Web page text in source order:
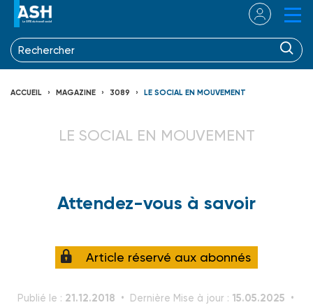
ACCUEIL MAGAZINE 3089 LE SOCIAL EN MOUVEMENT
LE SOCIAL EN MOUVEMENT
Attendez-vous à savoir
Article réservé aux abonnés
Publié le : 21.12.2018 Dernière Mise à jour : 15.05.2025